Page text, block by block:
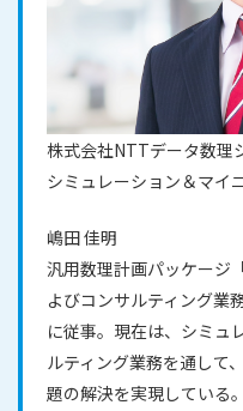
株式会社NTTデータ数理
シミュレーション＆マイ
嶋田 佳明
汎用数理計画パッケー
よびコンサルティング業
に従事。現在は、シミュ
ルティング業務を通して
題の解決を実現している。